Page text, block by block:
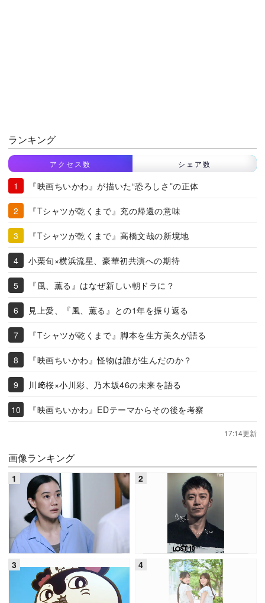
ランキング
アクセス数 シェア数
『映画ちいかわ』が描いた“恐ろしさ”の正体
『Tシャツが乾くまで』充の帰還の意味
『Tシャツが乾くまで』高橋文哉の新境地
小栗旬×横浜流星、豪華初共演への期待
『風、薫る』はなぜ新しい朝ドラに？
見上愛、『風、薫る』との1年を振り返る
『Tシャツが乾くまで』脚本を生方美久が語る
『映画ちいかわ』怪物は誰が生んだのか？
川﨑桜×小川彩、乃木坂46の未来を語る
『映画ちいかわ』EDテーマからその後を考察
17:14更新
画像ランキング